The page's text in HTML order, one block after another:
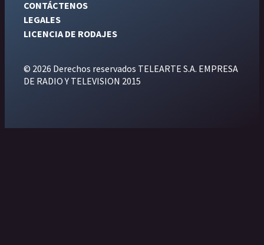
CONTÁCTENOS
LEGALES
LICENCIA DE RODAJES
© 2026 Derechos reservados TELEARTE S.A. EMPRESA
DE RADIO Y TELEVISION 2015